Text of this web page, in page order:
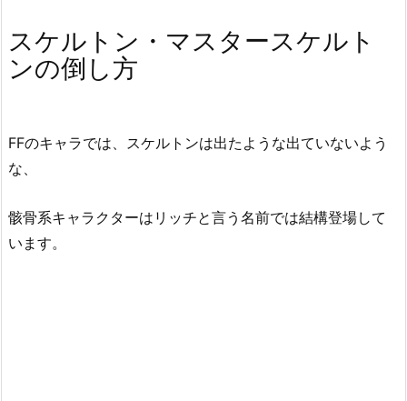
スケルトン・マスタースケルト
ンの倒し方
FFのキャラでは、スケルトンは出たような出ていないよう
な、
骸骨系キャラクターはリッチと言う名前では結構登場して
います。